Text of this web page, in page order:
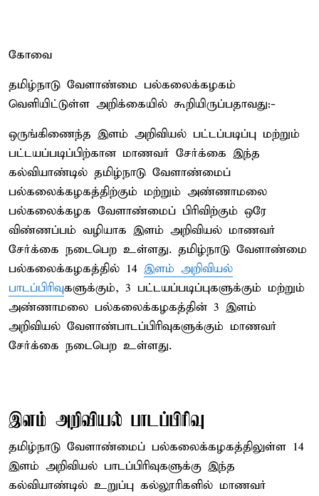
கோவை
தமிழ்நாடு வேளாண்மை பல்கலைக்கழகம்
வெளியிட்டுள்ள அறிக்கையில் கூறியிருப்பதாவது:-
ஒருங்கிணைந்த இளம் அறிவியல் பட்டப்படிப்பு மற்றும்
பட்டயப்படிப்பிற்கான மாணவர் சேர்க்கை இந்த
கல்வியாண்டில் தமிழ்நாடு வேளாண்மைப்
பல்கலைக்கழகத்திற்கும் மற்றும் அண்ணாமலை
பல்கலைக்கழக வேளாண்மைப் பிரிவிற்கும் ஒரே
விண்ணப்பம் வழியாக இளம் அறிவியல் மாணவர்
சேர்க்கை நடைபெற உள்ளது. தமிழ்நாடு வேளாண்மை
பல்கலைக்கழகத்தில் 14 இளம் அறிவியல்
பாடப்பிரிவுகளுக்கும், 3 பட்டயப்படிப்புகளுக்கும் மற்றும்
அண்ணாமலை பல்கலைக்கழகத்தின் 3 இளம்
அறிவியல் வேளாண்பாடப்பிரிவுகளுக்கும் மாணவர்
சேர்க்கை நடைபெற உள்ளது.
இளம் அறிவியல் பாடப்பிரிவு
தமிழ்நாடு வேளாண்மைப் பல்கலைக்கழகத்திலுள்ள 14
இளம் அறிவியல் பாடப்பிரிவுகளுக்கு இந்த
கல்வியாண்டில் உறுப்பு கல்லூரிகளில் மாணவர்